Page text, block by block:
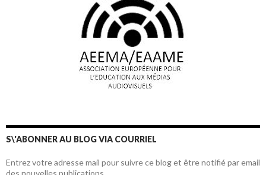
S\'ABONNER AU BLOG VIA COURRIEL
Entrez votre adresse mail pour suivre ce blog et être notifié par email
des nouvelles publications.